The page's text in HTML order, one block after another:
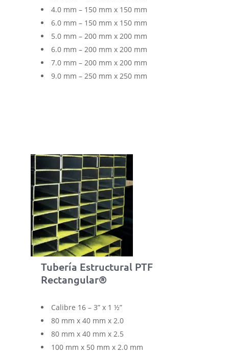
4.0 mm – 150 mm x 150 mm
6.0 mm – 150 mm x 150 mm
5.0 mm – 200 mm x 200 mm
6.0 mm – 200 mm x 200 mm
7.0 mm – 200 mm x 200 mm
9.0 mm – 250 mm x 250 mm
Tubería Estructural PTF
Rectangular®
Calibre 16 – 3” x 1 ½”
80 mm x 40 mm x 2.0
80 mm x 40 mm x 2.5
100 mm x 50 mm x 2.0 mm